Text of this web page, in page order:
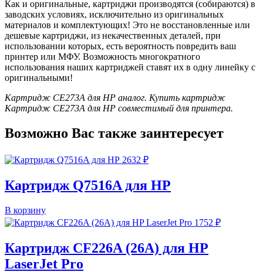
Как и оригинальные, картриджи производятся (собираются) в
заводских условиях, исключительно из оригинальных
материалов и комплектующих! Это не восстановленные или
дешевые картриджи, из некачественных деталей, при
использовании которых, есть вероятность повредить ваш
принтер или МФУ. Возможность многократного
использования наших картриджей ставят их в одну линейку с
оригинальными!
Картридж CE273A для HP аналог. Купить картридж
Картридж CE273A для HP совместимый для принтера.
Возможно Вас также заинтересует
2632 ₽
Картридж Q7516A для HP
В корзину
1752 ₽
Картридж CF226A (26A) для HP
LaserJet Pro